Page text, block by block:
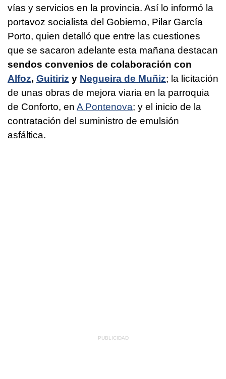
vías y servicios en la provincia. Así lo informó la
portavoz socialista del Gobierno, Pilar García
Porto, quien detalló que entre las cuestiones
que se sacaron adelante esta mañana destacan
sendos convenios de colaboración con
Alfoz, Guitiriz y Negueira de Muñiz; la licitación
de unas obras de mejora viaria en la parroquia
de Conforto, en A Pontenova; y el inicio de la
contratación del suministro de emulsión
asfáltica.